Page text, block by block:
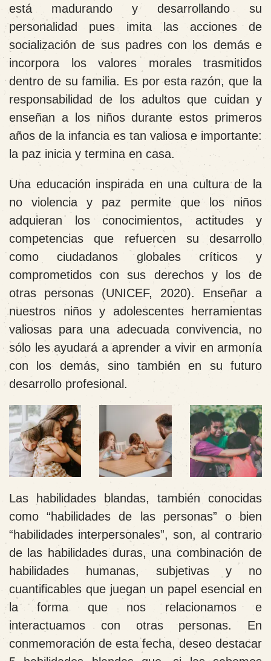
está madurando y desarrollando su
personalidad pues imita las acciones de
socialización de sus padres con los demás e
incorpora los valores morales trasmitidos
dentro de su familia. Es por esta razón, que la
responsabilidad de los adultos que cuidan y
enseñan a los niños durante estos primeros
años de la infancia es tan valiosa e importante:
la paz inicia y termina en casa.
Una educación inspirada en una cultura de la
no violencia y paz permite que los niños
adquieran los conocimientos, actitudes y
competencias que refuercen su desarrollo
como ciudadanos globales críticos y
comprometidos con sus derechos y los de
otras personas (UNICEF, 2020). Enseñar a
nuestros niños y adolescentes herramientas
valiosas para una adecuada convivencia, no
sólo les ayudará a aprender a vivir en armonía
con los demás, sino también en su futuro
desarrollo profesional.
Las habilidades blandas, también conocidas
como “habilidades de las personas” o bien
“habilidades interpersonales”, son, al contrario
de las habilidades duras, una combinación de
habilidades humanas, subjetivas y no
cuantificables que juegan un papel esencial en
la forma que nos relacionamos e
interactuamos con otras personas. En
conmemoración de esta fecha, deseo destacar